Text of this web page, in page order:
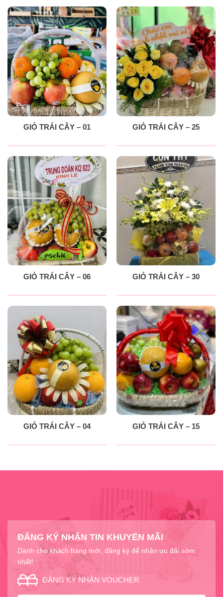
GIỎ TRÁI CÂY – 01 GIỎ TRÁI CÂY – 25
GIỎ TRÁI CÂY – 06 GIỎ TRÁI CÂY – 30
GIỎ TRÁI CÂY – 04 GIỎ TRÁI CÂY – 15
ĐĂNG KÝ NHẬN TIN KHUYẾN MÃI
Dành cho khách hàng mới, đăng ký để nhận ưu đãi sớm
nhất!
ĐĂNG KÝ NHẬN VOUCHER